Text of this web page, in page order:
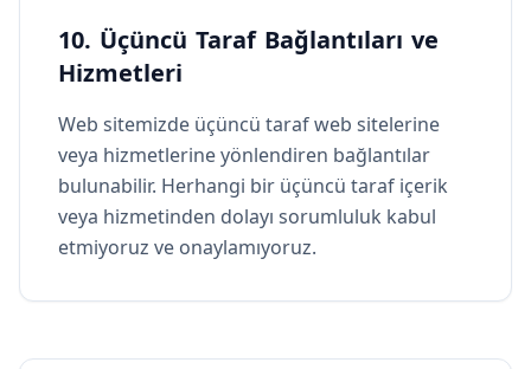
10. Üçüncü Taraf Bağlantıları ve
Hizmetleri
Web sitemizde üçüncü taraf web sitelerine
veya hizmetlerine yönlendiren bağlantılar
bulunabilir. Herhangi bir üçüncü taraf içerik
veya hizmetinden dolayı sorumluluk kabul
etmiyoruz ve onaylamıyoruz.